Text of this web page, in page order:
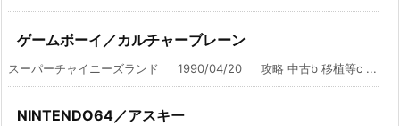
ゲームボーイ／カルチャーブレーン
スーパーチャイニーズランド 1990/04/20 攻略 中古b 移植等c ...
NINTENDO64／アスキー